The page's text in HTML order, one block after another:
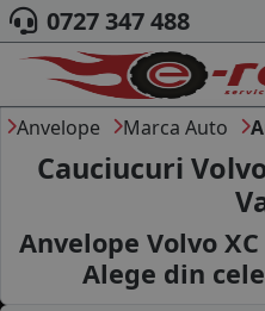
ACASA
DESPRE NOI
ANVELOPE
AUTO
MOTO
CAUTARE DUPA
0727 347 488
Anvelope Marca Auto
Cauciucuri
Anvelope Volvo XC
Alege din cele